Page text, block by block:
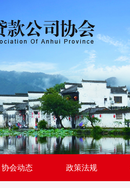
协会动态 政策法规